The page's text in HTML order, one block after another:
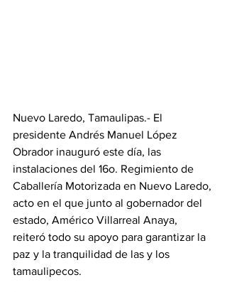
Nuevo Laredo, Tamaulipas.- El
presidente Andrés Manuel López
Obrador inauguró este día, las
instalaciones del 16o. Regimiento de
Caballería Motorizada en Nuevo Laredo,
acto en el que junto al gobernador del
estado, Américo Villarreal Anaya,
reiteró todo su apoyo para garantizar la
paz y la tranquilidad de las y los
tamaulipecos.